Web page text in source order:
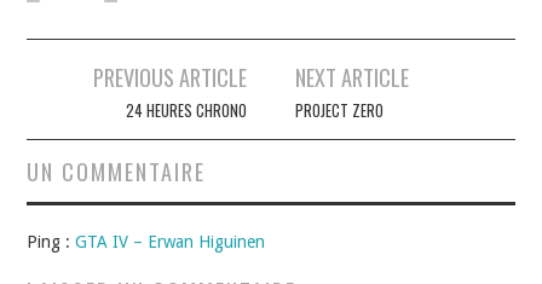
Navigation
articles
PREVIOUS ARTICLE
24 HEURES CHRONO
NEXT ARTICLE
PROJECT ZERO
UN COMMENTAIRE
Ping :GTA IV – Erwan Higuinen